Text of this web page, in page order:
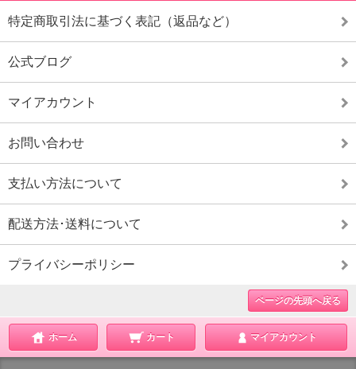
特定商取引法に基づく表記（返品など）
公式ブログ
マイアカウント
お問い合わせ
支払い方法について
配送方法･送料について
プライバシーポリシー
ページの先頭へ戻る
ホーム カート マイアカウント